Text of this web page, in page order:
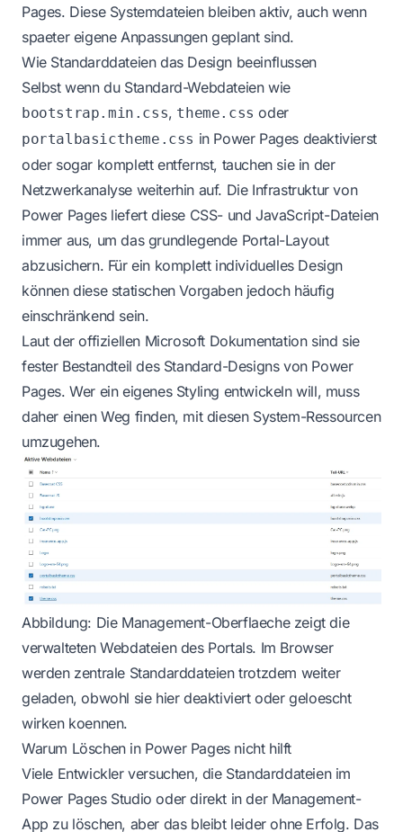
Pages. Diese Systemdateien bleiben aktiv, auch wenn
spaeter eigene Anpassungen geplant sind.
Wie Standarddateien das Design beeinflussen
Selbst wenn du Standard-Webdateien wie
bootstrap.min.css, theme.css oder
portalbasictheme.css in Power Pages deaktivierst
oder sogar komplett entfernst, tauchen sie in der
Netzwerkanalyse weiterhin auf. Die Infrastruktur von
Power Pages liefert diese CSS- und JavaScript-Dateien
immer aus, um das grundlegende Portal-Layout
abzusichern. Für ein komplett individuelles Design
können diese statischen Vorgaben jedoch häufig
einschränkend sein.
Laut deroffiziellen Microsoft Dokumentationsind sie
fester Bestandteil des Standard-Designs von Power
Pages. Wer ein eigenes Styling entwickeln will, muss
daher einen Weg finden, mit diesen System-Ressourcen
umzugehen.
Abbildung: Die Management-Oberflaeche zeigt die
verwalteten Webdateien des Portals. Im Browser
werden zentrale Standarddateien trotzdem weiter
geladen, obwohl sie hier deaktiviert oder geloescht
wirken koennen.
Warum Löschen in Power Pages nicht hilft
Viele Entwickler versuchen, die Standarddateien im
Power Pages Studio oder direkt in der Management-
App zu löschen, aber das bleibt leider ohne Erfolg. Das